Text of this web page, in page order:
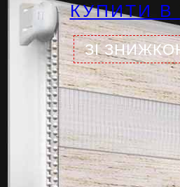
КУПИТИ В
ЗІ